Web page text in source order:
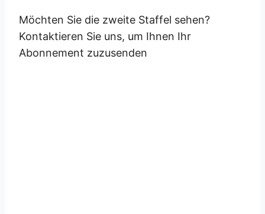
Möchten Sie die zweite Staffel sehen?
Kontaktieren Sie uns, um Ihnen Ihr
Abonnement zuzusenden